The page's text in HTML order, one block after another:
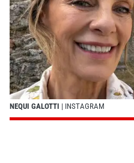
NEQUI GALOTTI | INSTAGRAM